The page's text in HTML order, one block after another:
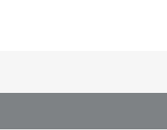
Posizione Richiedi Info